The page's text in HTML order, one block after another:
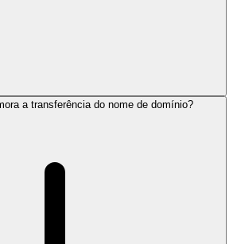
a transferência do nome de domínio?